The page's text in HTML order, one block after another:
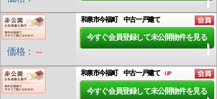
価格： --
和泉市今福町 中古一戸建て
今すぐ会員登録して未公開物件を見る
和泉市今福町 中古一戸建て UP
今すぐ会員登録して未公開物件を見る